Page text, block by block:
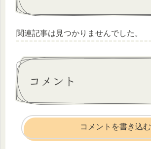
関連記事は見つかりませんでした。
コメント
コメントを書き込む